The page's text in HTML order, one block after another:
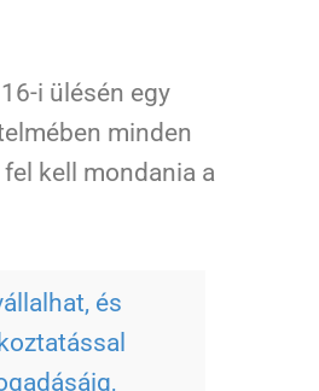
i ülésén egy
minden
kell mondania a
és